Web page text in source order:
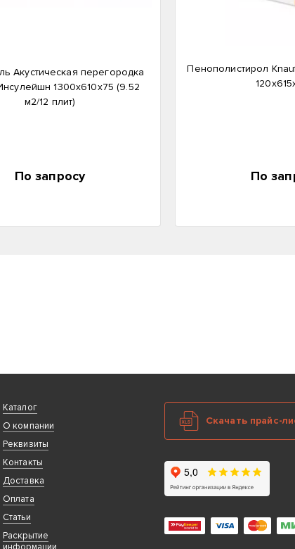
Акустическая перегородка
1300х610х75 (9.52
м2/12 плит)
По запросу
Пенополистирол
По
Каталог
О компании
Реквизиты
Контакты
Доставка
Оплата
Статьи
Раскрытие
Скачать прайс-